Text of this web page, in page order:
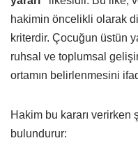
hakimin öncelikli olarak
kriterdir. Çocuğun üstün
ruhsal ve toplumsal
ortamın belirlenmesini
Hakim bu kararı verirken
bulundurur: